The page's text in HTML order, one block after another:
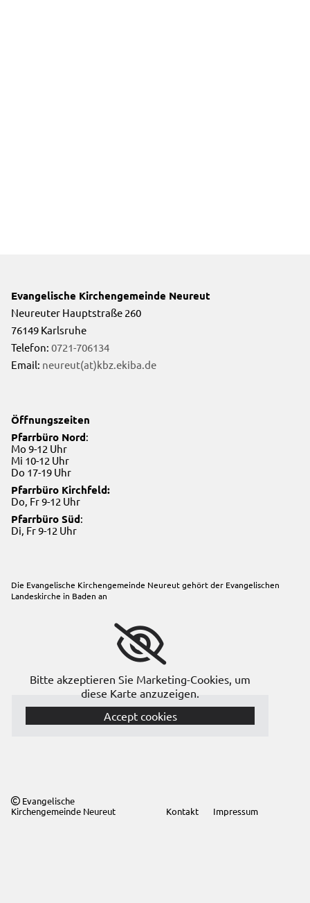
Evangelische Kirchengemeinde Neureut
Neureuter Hauptstraße 260
76149 Karlsruhe
Telefon: 0721-706134
Email: neureut(at)kbz.ekiba.de
Öffnungszeiten
Pfarrbüro Nord:
Mo 9-12 Uhr
Mi 10-12 Uhr
Do 17-19 Uhr
Pfarrbüro Kirchfeld:
Do, Fr 9-12 Uhr
Pfarrbüro Süd:
Di, Fr 9-12 Uhr
Die Evangelische Kirchengemeinde Neureut gehört der Evangelischen
Landeskirche in Baden an
Bitte akzeptieren Sie Marketing-Cookies, um
diese Karte anzuzeigen.
Accept cookies
 Evangelische
Kirchengemeinde Neureut
Kontakt Impressum